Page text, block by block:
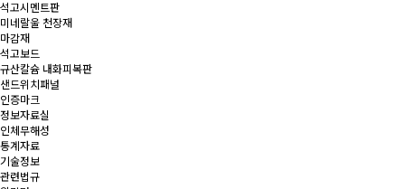
석고시멘트판
미네랄울 천장재
마감재
석고보드
규산칼슘 내화피복판
샌드위치패널
인증마크
정보자료실
인체무해성
통계자료
기술정보
관련법규